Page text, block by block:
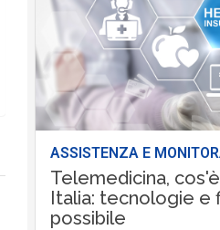
ASSISTENZA E
Telemedicina,
Italia: tecnologie e
possibile